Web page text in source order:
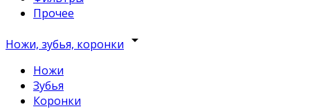
Прочее
Ножи, зубья, коронки arrow_drop_down
Ножи
Зубья
Коронки